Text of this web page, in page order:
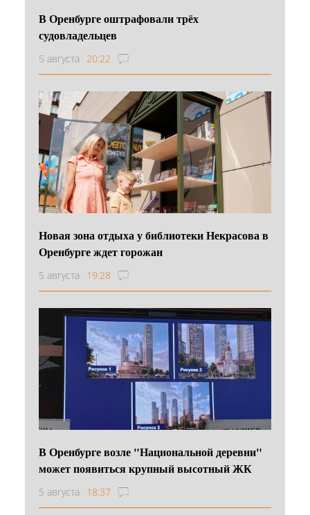
В Оренбурге оштрафовали трёх
судовладельцев
5 августа 20:22
Новая зона отдыха у библиотеки Некрасова в
Оренбурге ждет горожан
5 августа 19:28
В Оренбурге возле "Национальной деревни"
может появиться крупный высотный ЖК
5 августа 18:37